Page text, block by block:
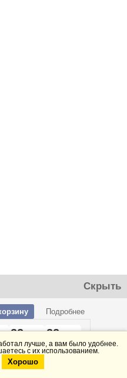
Скрыть
Подробнее
22 22
лучше, а вам было удобнее.
с их использованием.
Хорошо